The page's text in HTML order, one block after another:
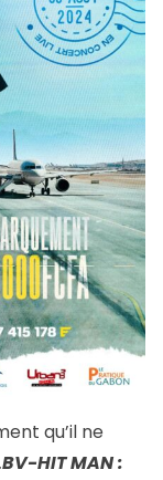
qu’il ne
HIT MAN :